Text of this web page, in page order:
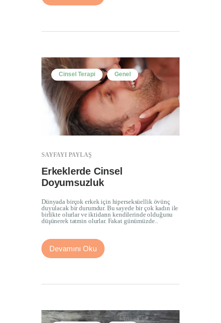
Cinsel Terapi Genel
SAYFAYI PAYLAŞ
Erkeklerde Cinsel
Doyumsuzluk
Dünyada birçok erkek için hiperseksüellik övünç
duyulacak bir durumdur. Bu sayede bir çok kadın ile
birlikte olurlar ve iktidarın kendilerinde olduğunu
düşünerek tatmin olurlar. Fakat günümüzde..
Devamını Oku